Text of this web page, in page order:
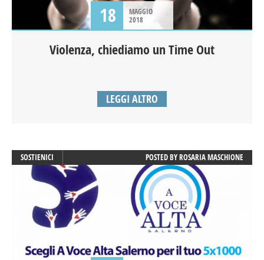
18
MAGGIO
2018
Violenza, chiediamo un Time Out
LEGGI ALTRO
SOSTIENICI POSTED BYROSARIA MASCHIONE